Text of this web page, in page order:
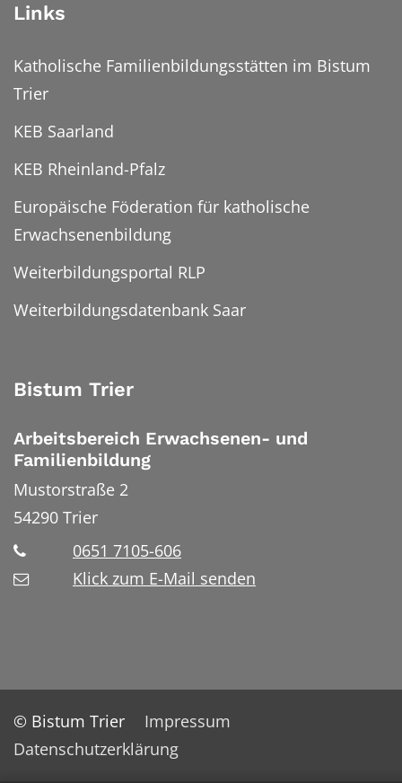
Links
Katholische Familienbildungsstätten im Bistum
Trier
KEB Saarland
KEB Rheinland-Pfalz
Europäische Föderation für katholische
Erwachsenenbildung
Weiterbildungsportal RLP
Weiterbildungsdatenbank Saar
Bistum Trier
Arbeitsbereich Erwachsenen- und
Familienbildung
Mustorstraße 2
54290 Trier
0651 7105-606
Klick zum E-Mail senden
© Bistum Trier
Impressum
Datenschutzerklärung